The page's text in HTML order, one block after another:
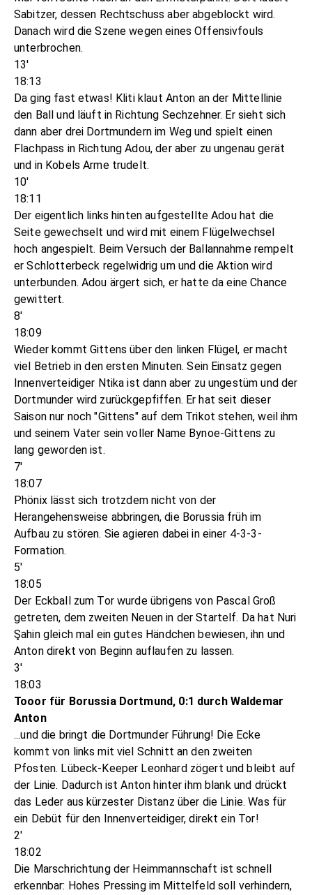
Sabitzer, dessen Rechtschuss aber abgeblockt wird.
Danach wird die Szene wegen eines Offensivfouls
unterbrochen.
13'
18:13
Da ging fast etwas! Kliti klaut Anton an der Mittellinie
den Ball und läuft in Richtung Sechzehner. Er sieht sich
dann aber drei Dortmundern im Weg und spielt einen
Flachpass in Richtung Adou, der aber zu ungenau gerät
und in Kobels Arme trudelt.
10'
18:11
Der eigentlich links hinten aufgestellte Adou hat die
Seite gewechselt und wird mit einem Flügelwechsel
hoch angespielt. Beim Versuch der Ballannahme rempelt
er Schlotterbeck regelwidrig um und die Aktion wird
unterbunden. Adou ärgert sich, er hatte da eine Chance
gewittert.
8'
18:09
Wieder kommt Gittens über den linken Flügel, er macht
viel Betrieb in den ersten Minuten. Sein Einsatz gegen
Innenverteidiger Ntika ist dann aber zu ungestüm und der
Dortmunder wird zurückgepfiffen. Er hat seit dieser
Saison nur noch "Gittens" auf dem Trikot stehen, weil ihm
und seinem Vater sein voller Name Bynoe-Gittens zu
lang geworden ist.
7'
18:07
Phönix lässt sich trotzdem nicht von der
Herangehensweise abbringen, die Borussia früh im
Aufbau zu stören. Sie agieren dabei in einer 4-3-3-
Formation.
5'
18:05
Der Eckball zum Tor wurde übrigens von Pascal Groß
getreten, dem zweiten Neuen in der Startelf. Da hat Nuri
Şahin gleich mal ein gutes Händchen bewiesen, ihn und
Anton direkt von Beginn auflaufen zu lassen.
3'
18:03
Tooor für Borussia Dortmund, 0:1 durch Waldemar
Anton
...und die bringt die Dortmunder Führung! Die Ecke
kommt von links mit viel Schnitt an den zweiten
Pfosten. Lübeck-Keeper Leonhard zögert und bleibt auf
der Linie. Dadurch ist Anton hinter ihm blank und drückt
das Leder aus kürzester Distanz über die Linie. Was für
ein Debüt für den Innenverteidiger, direkt ein Tor!
2'
18:02
Die Marschrichtung der Heimmannschaft ist schnell
erkennbar: Hohes Pressing im Mittelfeld soll verhindern,